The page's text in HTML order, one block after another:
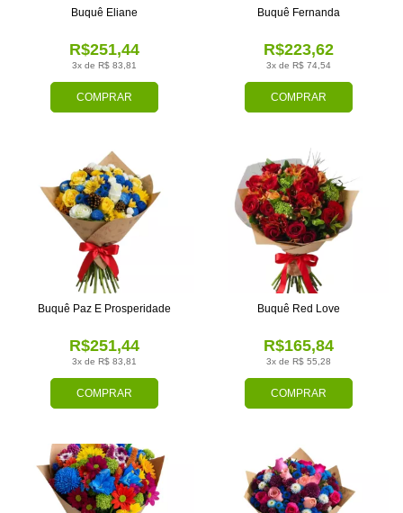
COMPRAR
3x de R$ 83,81
R$251,44
Buquê Eliane
COMPRAR
3x de R$ 74,54
R$223,62
Buquê Fernanda
COMPRAR
3x de R$ 83,81
R$251,44
Buquê Paz E Prosperidade
COMPRAR
3x de R$ 55,28
R$165,84
Buquê Red Love